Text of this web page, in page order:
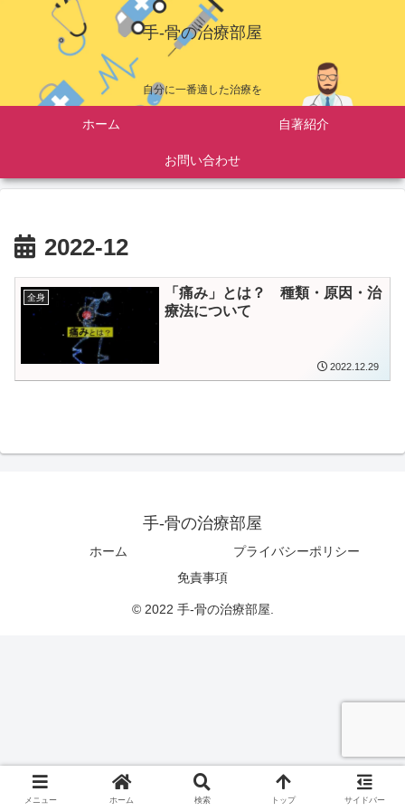
手-骨の治療部屋
自分に一番適した治療を
ホーム 自著紹介
お問い合わせ
2022-12
全身
「痛み」とは？ 種類・原因・治
療法について
2022.12.29
手-骨の治療部屋
ホーム
プライバシーポリシー
免責事項
© 2022 手-骨の治療部屋.
メニュー ホーム 検索 トップ サイドバー